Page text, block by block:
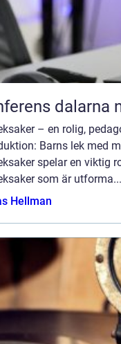
– en rolig,
Barns lek med
spelar en viktig
som är utforma...
Hellman